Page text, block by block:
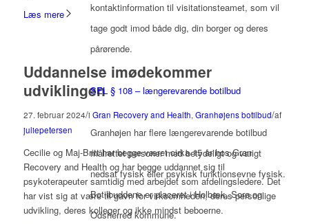
kontaktinformation til visitationsteamet, som vil
tage godt imod både dig, din borger og deres
pårørende.
SEL § 108 – længerevarende botilbud
Granhøjen har flere længerevarende botilbud
målrettet personer med betydeligt og varigt
nedsat fysisk eller psykisk funktionsevne fysisk.
Botilbuddene er placeret i Holbæk, Sorø og
Odsherred kommune.
Læs mere
Uddannelse imødekommer
udviklingen
27. februar 2024/i Gran Recovery and Health, Granhøjens botilbud/af
juliepetersen
Cecilie og Maj-Britt har begge været cirka 15 år hos Gran
Recovery and Health og har begge uddannet sig til
psykoterapeuter samtidig med arbejdet som afdelingsledere. Det
har vist sig at være til gavn for virksomheden, deres personlige
udvikling, deres kolleger og ikke mindst beboerne.